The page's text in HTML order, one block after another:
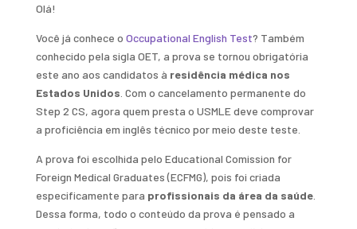
Olá!
Você já conhece o Occupational English Test? Também
conhecido pela sigla OET, a prova se tornou obrigatória
este ano aos candidatos à residência médica nos
Estados Unidos . Com o cancelamento permanente do
Step 2 CS, agora quem presta o USMLE deve comprovar
a proficiência em inglês técnico por meio deste teste.
A prova foi escolhida pelo Educational Comission for
Foreign Medical Graduates (ECFMG), pois foi criada
especificamente para profissionais da área da saúde.
Dessa forma, todo o conteúdo da prova é pensado a